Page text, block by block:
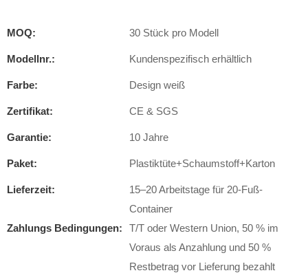
MOQ: 30 Stück pro Modell
Modellnr.: Kundenspezifisch erhältlich
Farbe: Design weiß
Zertifikat: CE & SGS
Garantie: 10 Jahre
Paket: Plastiktüte+Schaumstoff+Karton
Lieferzeit:
15–20 Arbeitstage für 20-Fuß-
Container
Zahlungs Bedingungen:
T/T oder Western Union, 50 % im
Voraus als Anzahlung und 50 %
Restbetrag vor Lieferung bezahlt